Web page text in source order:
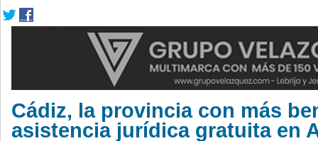
Cádiz, la provincia con más
asistencia jurídica gratuita en